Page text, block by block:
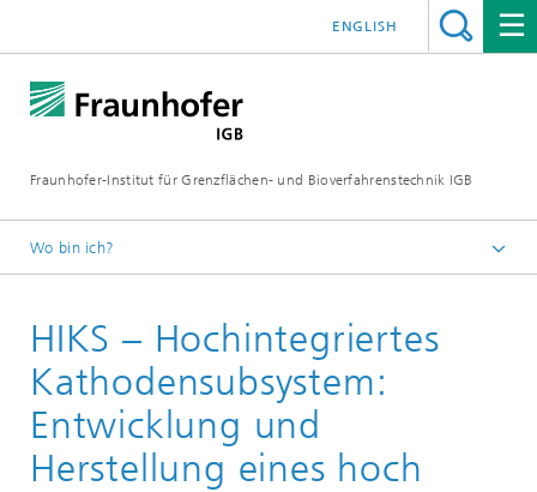
Fraunhofer-Institut für Grenzflächen- und Bioverfahrenstechnik IGB
ENGLISH
Wo bin ich?
Projekte
HIKS – Hochintegriertes
Kathodensubsystem:
Entwicklung und
Herstellung eines hoch